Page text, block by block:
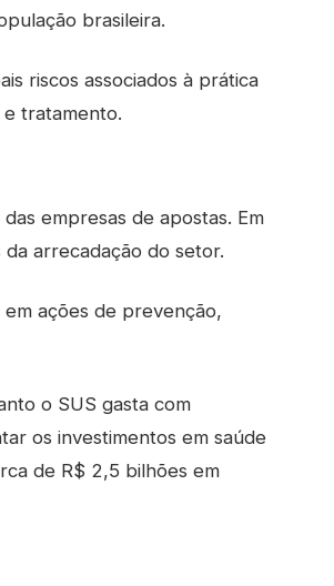
brasileira.
riscos associados à prática
tratamento.
empresas de apostas. Em
arrecadação do setor.
ações de prevenção,
o SUS gasta com
os investimentos em saúde
de R$ 2,5 bilhões em